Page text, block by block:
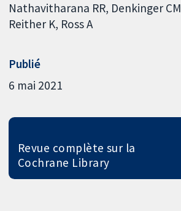
Nathavitharana RR Denkinger CM
Reither K Ross A
Publié
6 mai 2021
Revue complète sur la
Cochrane Library